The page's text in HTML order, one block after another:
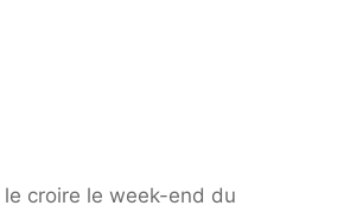
croire le week-end du